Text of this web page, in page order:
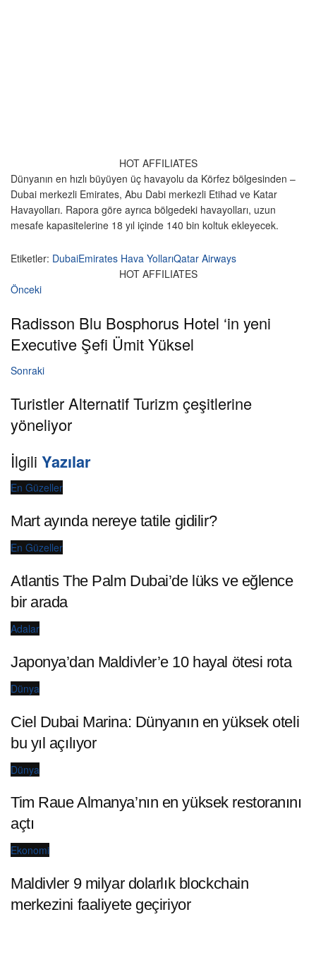
HOT AFFILIATES
Dünyanın en hızlı büyüyen üç havayolu da Körfez bölgesinden –
Dubai merkezli Emirates, Abu Dabi merkezli Etihad ve Katar
Havayolları. Rapora göre ayrıca bölgedeki havayolları, uzun
mesafe kapasitelerine 18 yıl içinde 140 bin koltuk ekleyecek.
Etiketler: DubaiEmirates Hava YollarıQatar Airways
HOT AFFILIATES
Önceki
Radisson Blu Bosphorus Hotel ‘in yeni
Executive Şefi Ümit Yüksel
Sonraki
Turistler Alternatif Turizm çeşitlerine
yöneliyor
İlgili Yazılar
En Güzeller
Mart ayında nereye tatile gidilir?
En Güzeller
Atlantis The Palm Dubai’de lüks ve eğlence
bir arada
Adalar
Japonya’dan Maldivler’e 10 hayal ötesi rota
Dünya
Ciel Dubai Marina: Dünyanın en yüksek oteli
bu yıl açılıyor
Dünya
Tim Raue Almanya’nın en yüksek restoranını
açtı
Ekonomi
Maldivler 9 milyar dolarlık blockchain
merkezini faaliyete geçiriyor